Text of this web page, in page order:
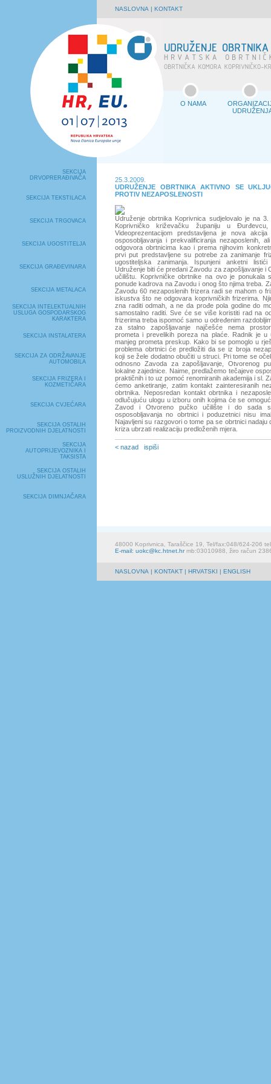
NASLOVNA | KONTAKT
O NAMA
SEKCIJA
DRVOPRERAĐIVAČA
SEKCIJA TEKSTILACA
SEKCIJA TRGOVACA
SEKCIJA UGOSTITELJA
SEKCIJA GRAĐEVINARA
SEKCIJA METALACA
SEKCIJA INTELEKTUALNIH
USLUGA GOSPODARSKOG
KARAKTERA
SEKCIJA INSTALATERA
SEKCIJA ZA ODRŽAVANJE
AUTOMOBILA
SEKCIJA FRIZERA I
KOZMETIČARA
SEKCIJA CVJEĆARA
SEKCIJA OSTALIH
PROIZVODNIH DJELATNOSTI
SEKCIJA
AUTOPRIJEVOZNIKA I
TAKSISTA
SEKCIJA OSTALIH
USLUŽNIH DJELATNOSTI
SEKCIJA DIMNJAČARA
25.3.2009.
UDRUŽENJE OBRTNIKA AKTIVNO SE
PROTIV NEZAPOSLENOSTI
Udruženje obrtnika Koprivnica sudjelovalo je na
Koprivničko križevačku županiju u
Videoprezentacijom predstavljena je nova
osposobljavanja i prekvalificiranja nezaposlenih,
odgovora obrtnicima kao i prema njihovim
prvi put predstavljene su potrebe za zanimanje
ugostiteljska zanimanja. Ispunjeni anketni
Udruženje biti će predani Zavodu za zapošljavanje i
učilištu. Koprivničke obrtnike na ovo je ponukala
ponude kadrova na Zavodu i onog što njima treba.
Zavodu 60 nezaposlenih frizera radi se mahom o
iskustva što ne odgovara koprivničkih frizerima.
zna raditi odmah, a ne da prođe pola godine do
samostalno raditi. Sve će se više koristiti rad na
frizerima treba ispomoć samo u određenim
za stalno zapošljavanje najčešće nema
prometa i prevelikih poreza na plaće. Radnik je u
manjeg prometa preskup. Kako bi se pomoglo u
problema obrtnici će predložiti da se iz broja
koji se žele dodatno obučiti u struci. Pri tome se
odnosno Zavoda za zapošljavanje, Otvorenog
lokalne zajednice. Naime, predlažemo tečajeve
praktičnih i to uz pomoć renomiranih akademija i sl.
ćemo anketiranje, zatim kontakt zainteresiranih
obrtnika. Neposredan kontakt obrtnika i
odlučujuću ulogu u izboru onih kojima će se
Zavod i Otvoreno pučko učilište i do sada
osposobljavanja no obrtnici i poduzetnici nisu
Najavljeni su razgovori o tome pa se obrtnici nadaju
kriza ubrzati realizaciju predloženih mjera.
< nazad ispiši
48000 Koprivnica, Taraščice 19, Tel/fax:048/624-206
E-mail: uokc@kc.htnet.hrmb:03010988, žiro račun
NASLOVNA | KONTAKT | HRVATSKI | ENGLISH